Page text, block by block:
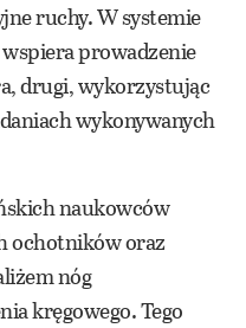
ruchy. W systemie
wspiera prowadzenie
drugi, wykorzystując
wykonywanych
naukowców
ochotników oraz
nóg
kręgowego. Tego